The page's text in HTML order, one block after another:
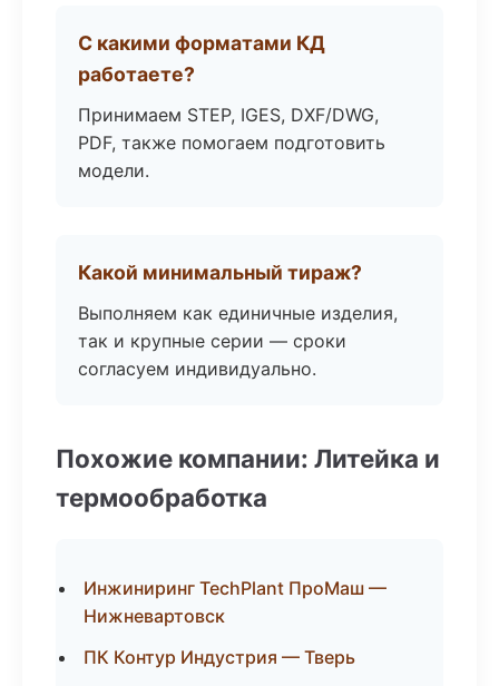
С какими форматами КД
работаете?
Принимаем STEP, IGES, DXF/DWG,
PDF, также помогаем подготовить
модели.
Какой минимальный тираж?
Выполняем как единичные изделия,
так и крупные серии — сроки
согласуем индивидуально.
Похожие компании: Литейка и
термообработка
Инжиниринг TechPlant ПроМаш —
Нижневартовск
ПК Контур Индустрия — Тверь